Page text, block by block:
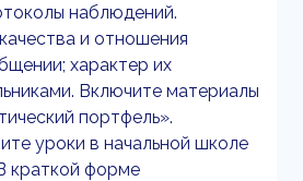
наблюдений.
и отношения
характер их
Включите материалы
портфель».
уроки в начальной школе
краткой форме